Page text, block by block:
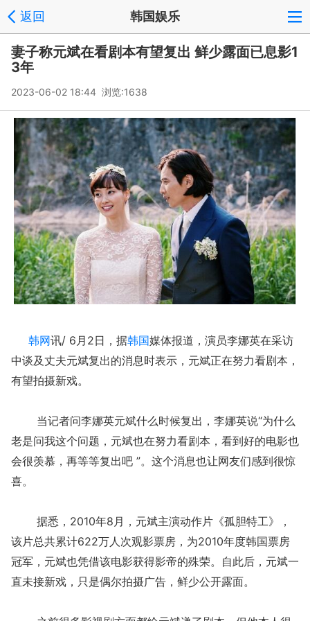
返回 韩国娱乐
妻子称元斌在看剧本有望复出 鲜少露面已息影1
3年
2023-06-02 18:44 浏览:1638
韩网讯/ 6月2日，据韩国媒体报道，演员李娜英在采访
中谈及丈夫元斌复出的消息时表示，元斌正在努力看剧本，
有望拍摄新戏。
当记者问李娜英元斌什么时候复出，李娜英说“为什么
老是问我这个问题，元斌也在努力看剧本，看到好的电影也
会很羡慕，再等等复出吧 ”。这个消息也让网友们感到很惊
喜。
据悉，2010年8月，元斌主演动作片《孤胆特工》，
该片总共累计622万人次观影票房，为2010年度韩国票房
冠军，元斌也凭借该电影获得影帝的殊荣。自此后，元斌一
直未接新戏，只是偶尔拍摄广告，鲜少公开露面。